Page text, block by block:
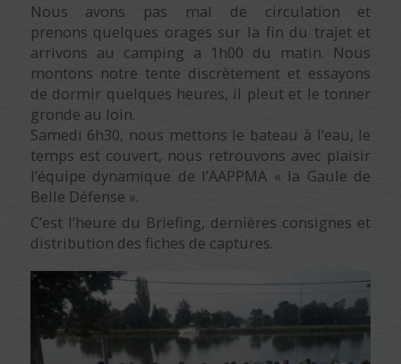
Nous avons pas mal de circulation et
prenons quelques orages sur la fin du trajet et
arrivons au camping a 1h00 du matin. Nous
montons notre tente discrètement et essayons
de dormir quelques heures, il pleut et le tonner
gronde au loin.
Samedi 6h30, nous mettons le bateau à l’eau, le
temps est couvert, nous retrouvons avec plaisir
l’équipe dynamique de l’AAPPMA « la Gaule de
Belle Défense ».
C’est l’heure du Briefing, dernières consignes et
distribution des fiches de captures.